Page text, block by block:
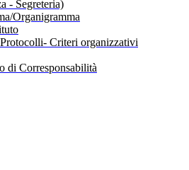
- Segreteria)
Organigramma
Criteri organizzativi
di Corresponsabilità